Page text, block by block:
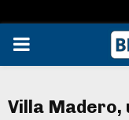
PRIMARY
Villa Madero,